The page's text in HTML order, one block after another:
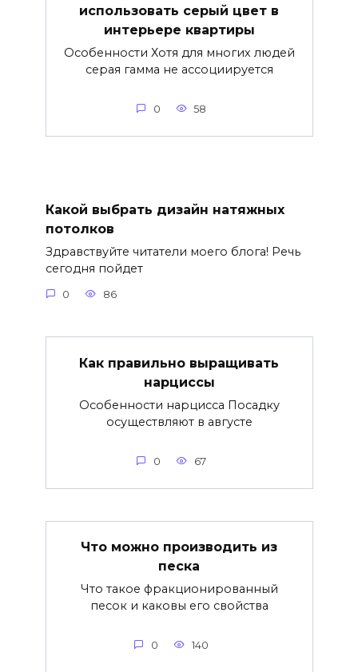
использовать серый цвет в
интерьере квартиры
Особенности Хотя для многих людей
серая гамма не ассоциируется
0 58
Какой выбрать дизайн натяжных
потолков
Здравствуйте читатели моего блога! Речь
сегодня пойдет
0 86
Как правильно выращивать
нарциссы
Особенности нарцисса Посадку
осуществляют в августе
0 67
Что можно производить из
песка
Что такое фракционированный
песок и каковы его свойства
0 140